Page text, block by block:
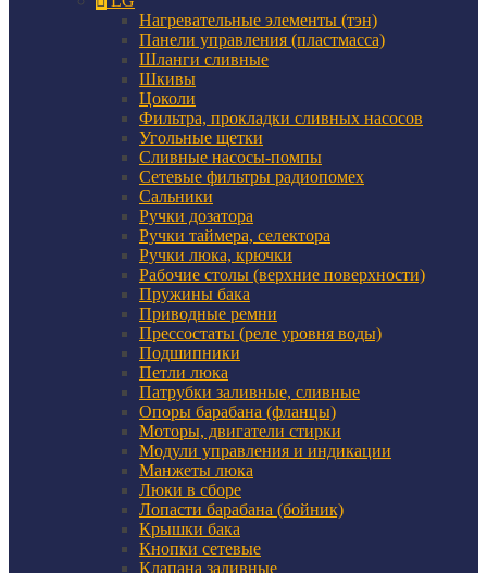
Нагревательные элементы (тэн)
Панели управления (пластмасса)
Шланги сливные
Шкивы
Цоколи
Фильтра, прокладки сливных насосов
Угольные щетки
Сливные насосы-помпы
Сетевые фильтры радиопомех
Сальники
Ручки дозатора
Ручки таймера, селектора
Ручки люка, крючки
Рабочие столы (верхние поверхности)
Пружины бака
Приводные ремни
Прессостаты (реле уровня воды)
Подшипники
Петли люка
Патрубки заливные, сливные
Опоры барабана (фланцы)
Моторы, двигатели стирки
Модули управления и индикации
Манжеты люка
Люки в сборе
Лопасти барабана (бойник)
Крышки бака
Кнопки сетевые
Клапана заливные